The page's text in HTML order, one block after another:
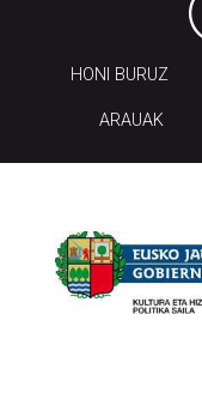
HONI BURUZ
ARAUAK